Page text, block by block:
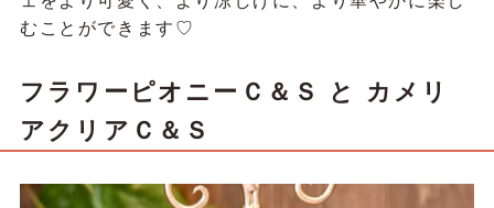
むことができます♡
フラワーピオニーＣ＆Ｓ と カメリ
アクリアＣ＆Ｓ